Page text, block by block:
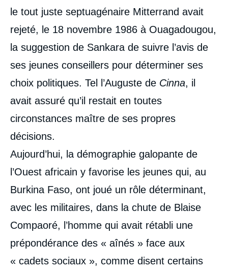
le tout juste septuagénaire Mitterrand avait
rejeté, le 18 novembre 1986 à Ouagadougou,
la suggestion de Sankara de suivre l’avis de
ses jeunes conseillers pour déterminer ses
choix politiques. Tel l’Auguste de Cinna, il
avait assuré qu’il restait en toutes
circonstances maître de ses propres
décisions.
Aujourd’hui, la démographie galopante de
l’Ouest africain y favorise les jeunes qui, au
Burkina Faso, ont joué un rôle déterminant,
avec les militaires, dans la chute de Blaise
Compaoré, l’homme qui avait rétabli une
prépondérance des « aînés » face aux
« cadets sociaux », comme disent certains